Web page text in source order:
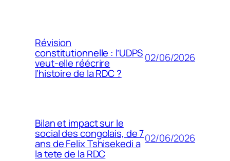
Révision
constitutionnelle : l’UDPS
veut-elle réécrire
l’histoire de la RDC ?
02/06/2026
Bilan et impact sur le
social des congolais, de 7
ans de Felix Tshisekedi a
la tete de la RDC
02/06/2026